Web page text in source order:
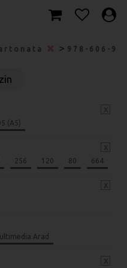
> 978-606-
(A5)
256 120 80 664
Arad